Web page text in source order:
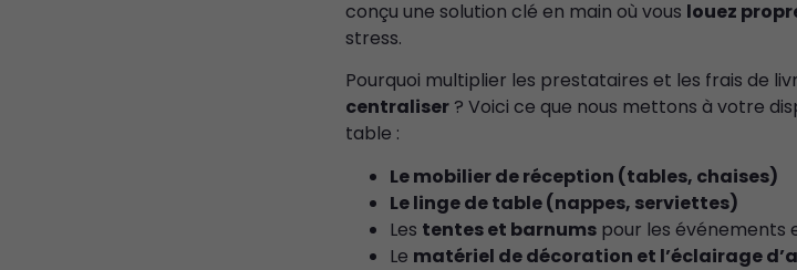
conçu une solution clé en main où vous louez
stress.
Pourquoi multiplier les prestataires et les frais de
centraliser ? Voici ce que nous mettons à votre
table :
Le mobilier de réception (tables, chaises)
Le linge de table (nappes, serviettes)
Les tentes et barnums pour les événements
Le matériel de décoration et l’éclairage